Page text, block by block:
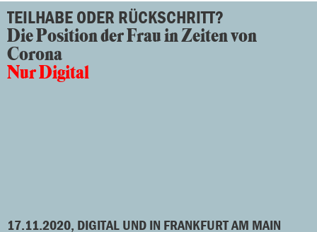
TEILHABE ODER RÜCKSCHRITT?
Die Position der Frau in Zeiten von
Corona
Nur Digital
17.11.2020, DIGITAL UND IN FRANKFURT AM MAIN